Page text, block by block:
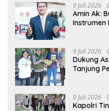
9 Juli 2026
Amin Ak:
Instrumen
9 Juli 2026
Dukung
Tanjung
9 Juli 2026
Kapolri